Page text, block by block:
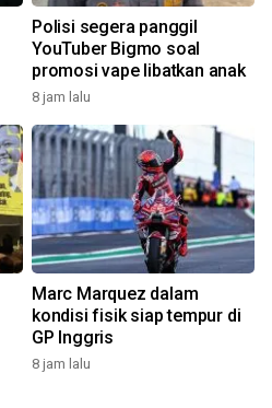
Polisi segera panggil
YouTuber Bigmo soal
promosi vape libatkan anak
8 jam lalu
Marc Marquez dalam
kondisi fisik siap tempur di
GP Inggris
8 jam lalu